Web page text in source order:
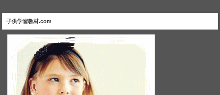
子供学習教材.com